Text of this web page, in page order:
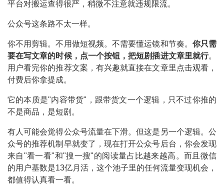
平台对搬运查得很严，稍微不注意就违规限流。
公众号这条路不太一样。
你不用剪辑。不用做短视频。不需要懂运镜和节奏。 你只需
要在写文章的时候，点一个按钮，把短剧插进文章里就行。
用户看完你的推荐文案，有兴趣就直接在文章里点击观看，
付费后你拿提成。
它的本质是"内容带货"，跟带货文一个逻辑，只不过你推的
不是商品，是短剧。
有人可能会觉得公众号流量在下滑。但这是另一个逻辑。公
众号的推荐机制早就变了，现在打开公众号后台，你会发现
来自"看一看"和"搜一搜"的阅读量占比越来越高。而且微信
的用户基数是13亿月活，这个池子里的任何流量变现机会，
都值得认真看一看。